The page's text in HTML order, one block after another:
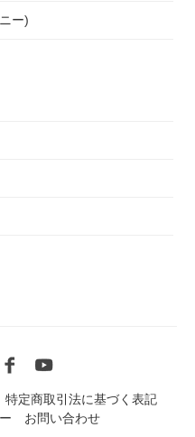
ー)
特定商取引法に基づく表記
お問い合わせ